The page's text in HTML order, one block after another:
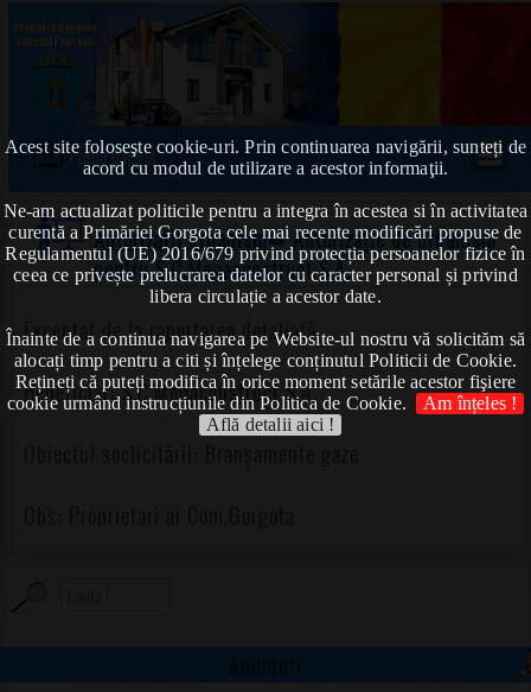
Acest site foloseşte cookie-uri. Prin continuarea navigării, sunteți de
acord cu modul de utilizare a acestor informaţii.
Ne-am actualizat politicile pentru a integra în acestea si în activitatea
curentă a Primăriei Gorgota cele mai recente modificări propuse de
Regulamentul (UE) 2016/679 privind protecția persoanelor fizice în
ceea ce privește prelucrarea datelor cu caracter personal și privind
libera circulație a acestor date.
Înainte de a continua navigarea pe Website-ul nostru vă solicităm să
alocați timp pentru a citi și înțelege conținutul Politicii de Cookie.
Rețineți că puteți modifica în orice moment setările acestor fişiere
cookie urmând instrucțiunile din Politica de Cookie.
Am înțeles !
Află detalii aici !
Prima pagină
Autorizații urbanism➠ Autorizație de urbanism
pentru S.C.Megaconstruct S.A.
Exceptat de la raportarea detaliată
Beneficiar: S.C.Megaconstruct S.A.
Anunțuri